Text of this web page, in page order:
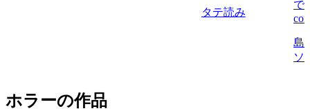
タテ読み
で
島
ソ
ホラーの作品